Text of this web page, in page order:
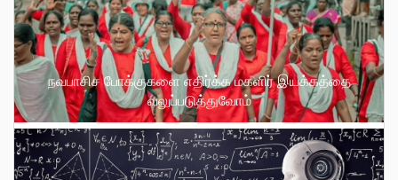
நவபாசிச போக்குகளை எதிர்க்க மகளிர் இயக்கத்தை
வலுப்படுத்துவோம்